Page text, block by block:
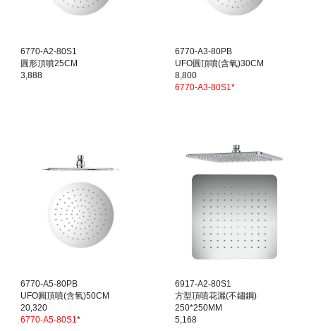
6770-A2-80S1
圓形頂噴25CM
3,888
6770-A3-80PB
UFO圓頂噴(含氧)30CM
8,800
6770-A3-80S1*
6770-A5-80PB
UFO圓頂噴(含氧)50CM
20,320
6770-A5-80S1*
6917-A2-80S1
方型頂噴花灑(不鏽鋼)
250*250MM
5,168